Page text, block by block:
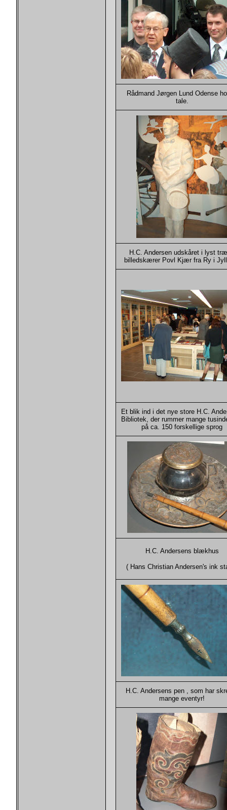
Rådmand Jørgen Lund Odense
tale.
H.C. Andersen udskåret i lyst
billedskærer Povl Kjær fra Ry i
Et blik ind i det nye store H.C.
Bibliotek, der rummer mange
på ca. 150 forskellige sprog
H.C. Andersens blækhus
( Hans Christian Andersen's ink
H.C. Andersens pen , som har
mange eventyr!